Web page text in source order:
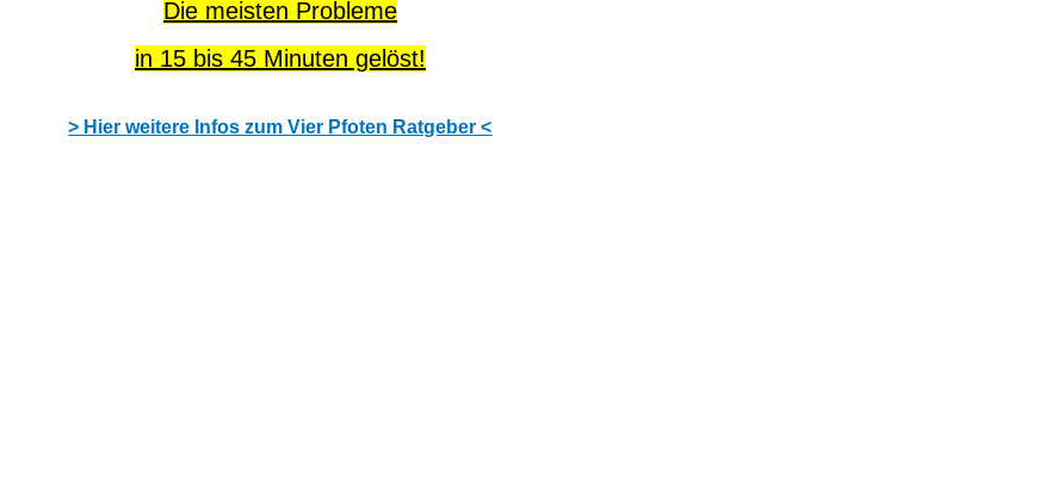
Die meisten Probleme
in 15 bis 45 Minuten gelöst!
> Hier weitere Infos zum Vier Pfoten Ratgeber <